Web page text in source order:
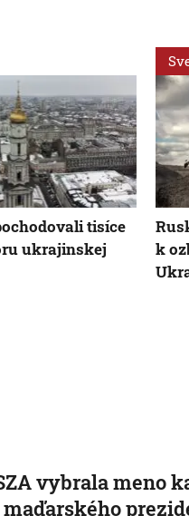
tisíce
ukrajinskej
k
vybrala meno